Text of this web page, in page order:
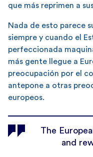
que más reprimen a
Nada de esto parece
siempre y cuando el
perfeccionada
más gente llegue a
preocupación por el
antepone a otras
europeos.
The
and